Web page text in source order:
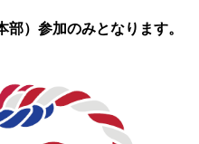
）参加のみとなります。